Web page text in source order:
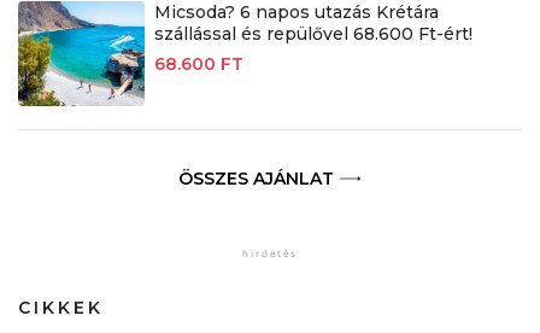
Micsoda? 6 napos utazás Krétára
szállással és repülővel 68.600 Ft-ért!
68.600 FT
ÖSSZES AJÁNLAT
CIKKEK